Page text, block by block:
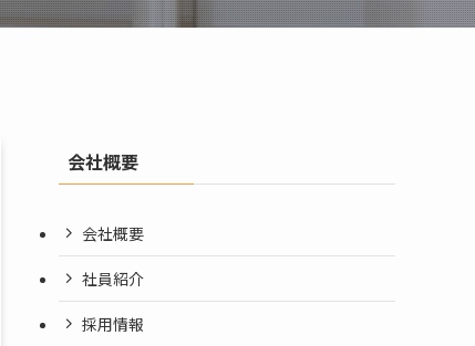
会社概要
会社概要
社員紹介
採用情報